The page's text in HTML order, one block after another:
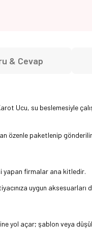
& Cevap
Ucu, su beslemesiyle
özenle paketlenip
yapan firmalar ana kitledir.
uygun
yol açar; şablon veya